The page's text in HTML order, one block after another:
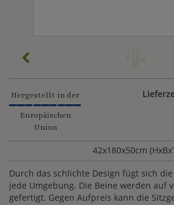
Hergestellt in der
Europäischen
Union
42x180x50cm
Durch das schlichte Design fügt sich
jede Umgebung. Die Beine werden auf
gefertigt. Gegen Aufpreis kann die